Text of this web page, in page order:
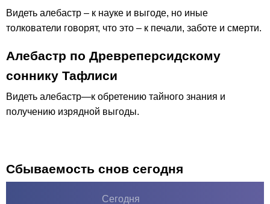
Видеть алебастр – к науке и выгоде, но иные
толкователи говорят, что это – к печали, заботе и смерти.
Алебастр по Древреперсидскому
соннику Тафлиси
Видеть алебастр—к обретению тайного знания и
получению изрядной выгоды.
Сбываемость снов сегодня
Сегодня